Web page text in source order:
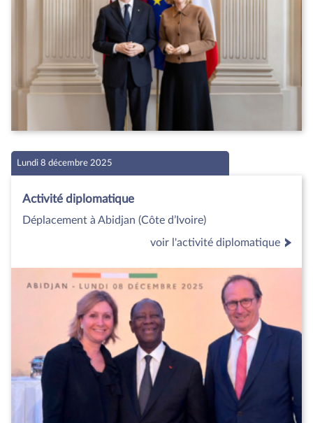
Lundi 8 décembre 2025
Activité diplomatique
Déplacement à Abidjan (Côte d’Ivoire)
voir l'activité diplomatique